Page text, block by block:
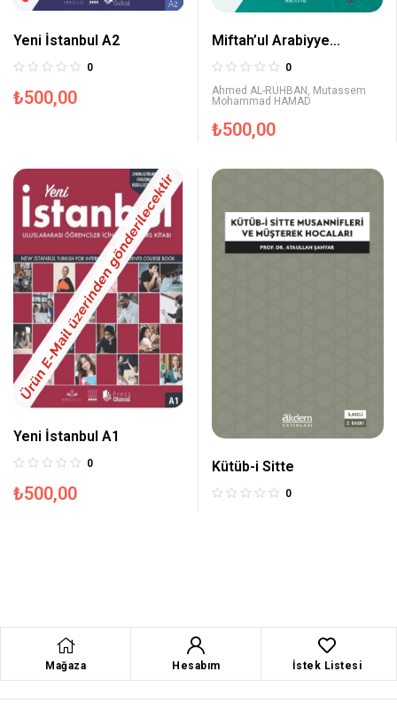
Yeni İstanbul A2
0
₺500,00
Miftah’ul Arabiyye
İntermadiate B1 (Reading
and Writing) Akıllı Kitap
0
Ahmed AL-RUHBAN Mutassem
Mohammad HAMAD
₺500,00
Yeni İstanbul A1
0
₺500,00
Kütüb-i Sitte
0
Mağaza Hesabım İstek Listesi